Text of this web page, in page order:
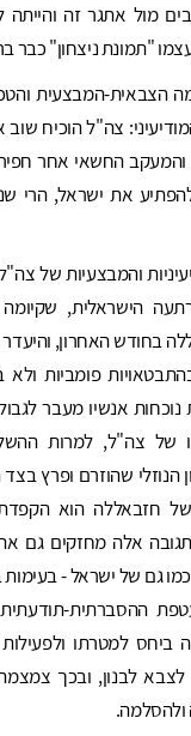
מול אתגר זה
"תמונת ניצחון" כבר
הצבאית-המבצעית
צה"ל הוכיח שוב
והמעקב החשאי אחר
את ישראל, הרי
והמבצעיות של
הישראלית, שקיומה
בחודש האחרון,
פומביות
אנשיו מעבר
של צה"ל, למרות
הנוזלי שהוזרם ופרץ
חזבאללה הוא
תגובה אלה מחזקים גם
גם של ישראל - בעימות
ההסברתית-
ביחס למטרתו
לצבא לבנון, ובכך
ולהסלמה.